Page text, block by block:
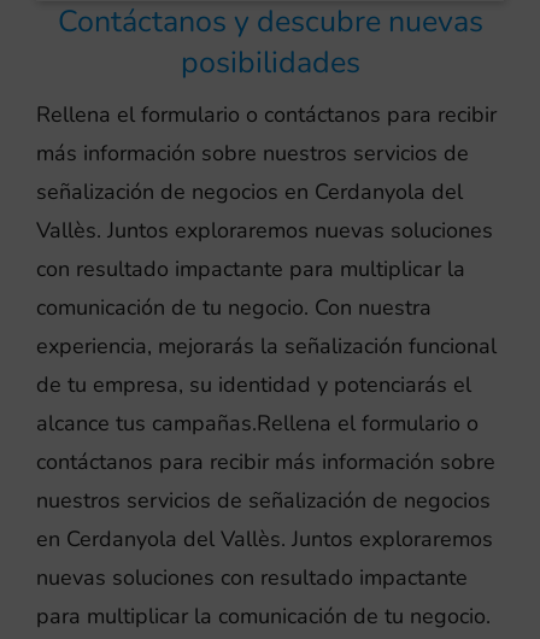
Contáctanos y descubre nuevas
posibilidades
Rellena el formulario o contáctanos para recibir
más información sobre nuestros servicios de
señalización de negocios en Cerdanyola del
Vallès. Juntos exploraremos nuevas soluciones
con resultado impactante para multiplicar la
comunicación de tu negocio. Con nuestra
experiencia, mejorarás la señalización funcional
de tu empresa, su identidad y potenciarás el
alcance tus campañas.Rellena el formulario o
contáctanos para recibir más información sobre
nuestros servicios de señalización de negocios
en Cerdanyola del Vallès. Juntos exploraremos
nuevas soluciones con resultado impactante
para multiplicar la comunicación de tu negocio.